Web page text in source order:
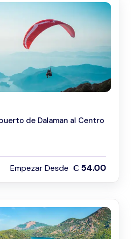
de Dalaman al Centro
Empezar Desde Є 54.00